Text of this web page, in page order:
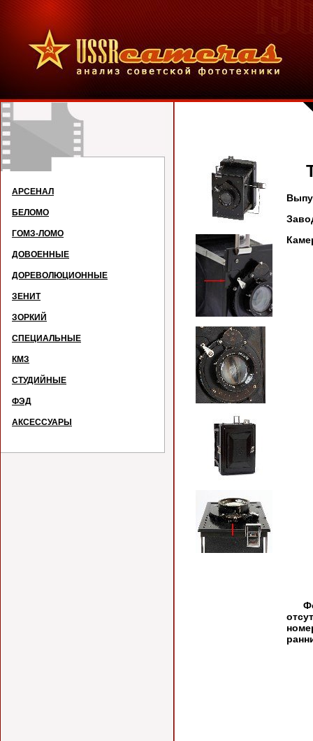
АРСЕНАЛ
БЕЛОМО
ГОМЗ-ЛОМО
ДОВОЕННЫЕ
ДОРЕВОЛЮЦИОННЫЕ
ЗЕНИТ
ЗОРКИЙ
СПЕЦИАЛЬНЫЕ
КМЗ
СТУДИЙНЫЕ
ФЭД
АКСЕССУАРЫ